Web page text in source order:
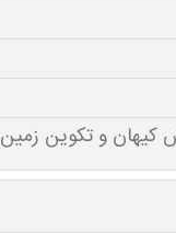
کیهان و تکوین زمین